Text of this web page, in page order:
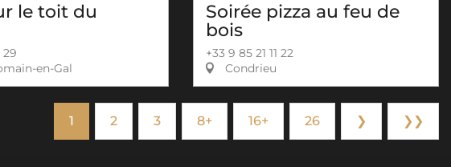
le toit du
29
en-Gal
Soirée pizza au feu de
bois
+33 9 85 21 11 22
Condrieu
1 2 3 8+ 16+ 26 ❯ ❯❯